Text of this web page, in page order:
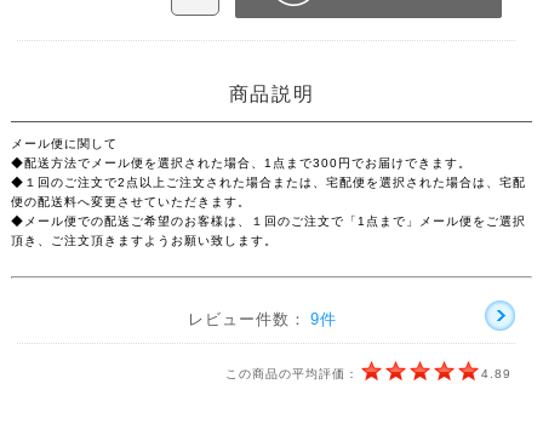
商品説明
メール便に関して
◆配送方法でメール便を選択された場合、1点まで300円でお届けできます。
◆１回のご注文で2点以上ご注文された場合または、宅配便を選択された場合は、宅配
便の配送料へ変更させていただきます。
◆メール便での配送ご希望のお客様は、１回のご注文で「1点まで」メール便をご選択
頂き、ご注文頂きますようお願い致します。
レビュー件数： 9件
この商品の平均評価： 4.89